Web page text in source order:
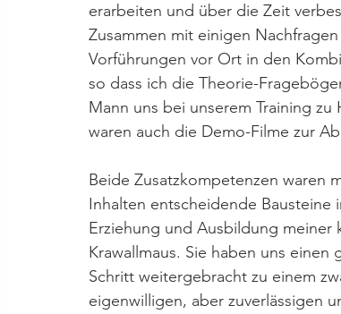
erarbeiten und über die Zeit
Zusammen mit einigen
Vorführungen vor Ort in den
so dass ich die Theorie-
Mann uns bei unserem Training
waren auch die Demo-Filme zur
Beide Zusatzkompetenzen waren
Inhalten entscheidende Bausteine
Erziehung und Ausbildung meiner
Krawallmaus. Sie haben uns einen
Schritt weitergebracht zu einem
eigenwilligen, aber zuverlässigen